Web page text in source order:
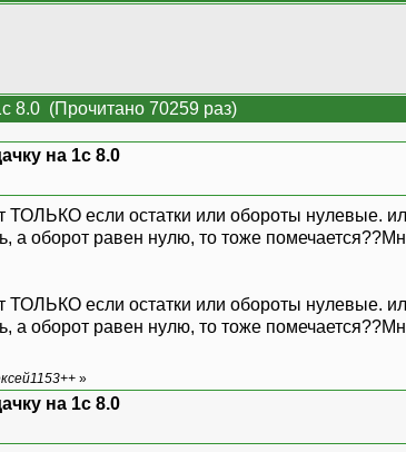
8.0 (Прочитано 70259 раз)
на 1с 8.0
ТОЛЬКО если остатки или обороты нулевые.
а оборот равен нулю, то тоже
ТОЛЬКО если остатки или обороты нулевые.
а оборот равен нулю, то тоже
»
на 1с 8.0